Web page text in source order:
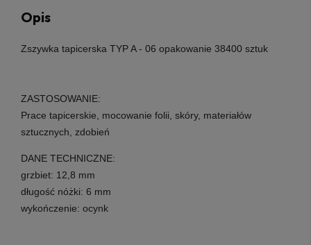
Opis
Zszywka tapicerska TYP A - 06 opakowanie 38400 sztuk
ZASTOSOWANIE:
Prace tapicerskie, mocowanie folii, skóry, materiałów
sztucznych, zdobień
DANE TECHNICZNE:
grzbiet: 12,8 mm
długość nóżki: 6 mm
wykończenie: ocynk